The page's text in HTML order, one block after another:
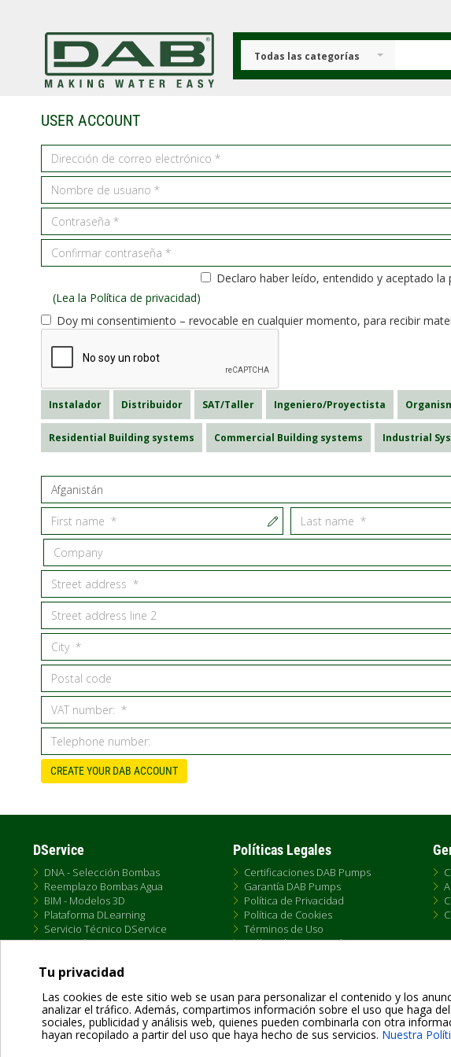
Tu privacidad
Las cookies de este sitio web se usan para personalizar el contenido y los
analizar el tráfico. Además, compartimos información sobre el uso que haga
sociales, publicidad y análisis web, quienes pueden combinarla con otra
hayan recopilado a partir del uso que haya hecho de sus servicios. Nuestra
contenido
Todas las categorías
USER ACCOUNT
(Lea la Política de privacidad)
Declaro haber leído, entendido y aceptado la
Doy mi consentimiento – revocable en cualquier momento, para recibir
Instalador Distribuidor SAT/Taller Ingeniero/Proyectista
Residential Building systems Commercial Building systems Industrial
CREATE YOUR DAB ACCOUNT
DService
DNA - Selección Bombas
Reemplazo Bombas Agua
BIM - Modelos 3D
Plataforma DLearning
Servicio Técnico DService
Formación DTraining
Políticas Legales
Certificaciones DAB Pumps
Garantía DAB Pumps
Política de Privacidad
Política de Cookies
Términos de Uso
Política de Venta Online
Dab Pumps Spa © Via Marco Polo, 14 Mestrino Padova - Italy Tel. +39.049.5125000 Fax +39.049.5125950